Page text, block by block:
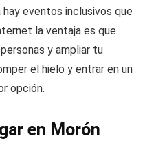
eventos inclusivos que
la ventaja es que
y ampliar tu
el hielo y entrar en un
opción.
en Morón